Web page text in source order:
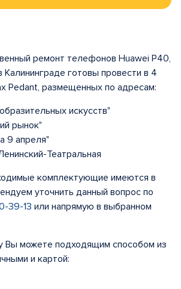
ремонт телефонов Huawei P40,
Калининграде готовы провести в 4
Pedant, размещенных по адресам:
искусств"
рынок"
9 апреля"
Театральная
комплектующие имеются в
уточнить данный вопрос по
39-13 или напрямую в выбранном
Вы можете подходящим способом из
и картой: